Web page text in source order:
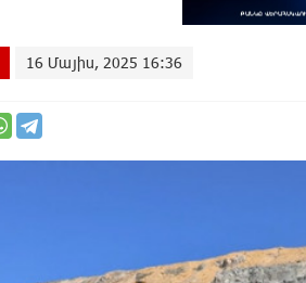
16 Մայիս, 2025 16:36